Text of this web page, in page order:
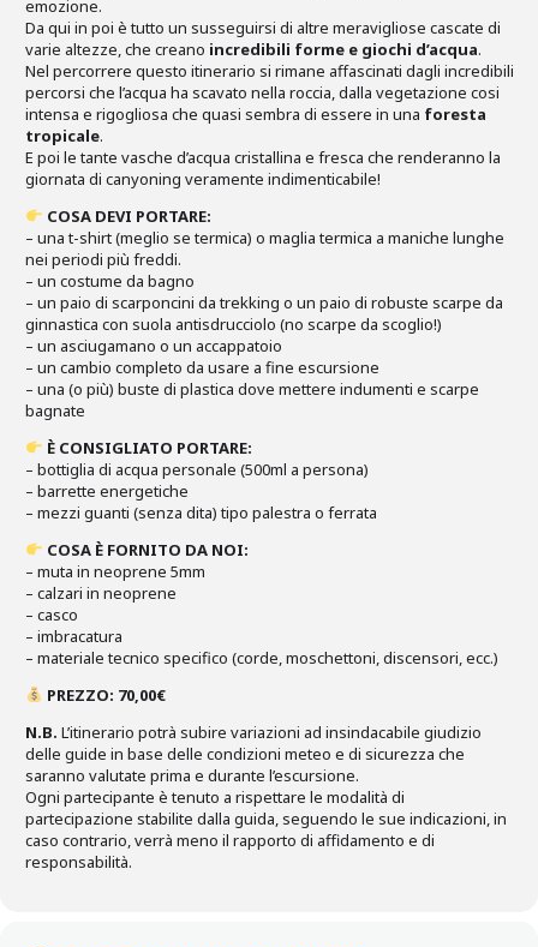
emozione.
Da qui in poi è tutto un susseguirsi di altre meravigliose cascate di
varie altezze, che creano incredibili forme e giochi d’acqua.
Nel percorrere questo itinerario si rimane affascinati dagli incredibili
percorsi che l’acqua ha scavato nella roccia, dalla vegetazione cosi
intensa e rigogliosa che quasi sembra di essere in una foresta
tropicale.
E poi le tante vasche d’acqua cristallina e fresca che renderanno la
giornata di canyoning veramente indimenticabile!
COSA DEVI PORTARE:
– una t-shirt (meglio se termica) o maglia termica a maniche lunghe
nei periodi più freddi.
– un costume da bagno
– un paio di scarponcini da trekking o un paio di robuste scarpe da
ginnastica con suola antisdrucciolo (no scarpe da scoglio!)
– un asciugamano o un accappatoio
– un cambio completo da usare a fine escursione
– una (o più) buste di plastica dove mettere indumenti e scarpe
bagnate
È CONSIGLIATO PORTARE:
– bottiglia di acqua personale (500ml a persona)
– barrette energetiche
– mezzi guanti (senza dita) tipo palestra o ferrata
COSA È FORNITO DA NOI:
– muta in neoprene 5mm
– calzari in neoprene
– casco
– imbracatura
– materiale tecnico specifico (corde, moschettoni, discensori, ecc.)
PREZZO: 70,00€
N.B. L’itinerario potrà subire variazioni ad insindacabile giudizio
delle guide in base delle condizioni meteo e di sicurezza che
saranno valutate prima e durante l’escursione.
Ogni partecipante è tenuto a rispettare le modalità di
partecipazione stabilite dalla guida, seguendo le sue indicazioni, in
caso contrario, verrà meno il rapporto di affidamento e di
responsabilità.